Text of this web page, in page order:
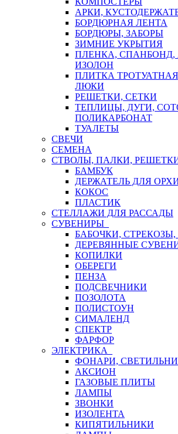
АРКИ,
БОРДЮРНАЯ ЛЕНТА
БОРДЮРЫ, ЗАБОРЫ
ЗИМНИЕ УКРЫТИЯ
ПЛЕНКА, СПАНБОНД,
ИЗОЛОН
ПЛИТКА
ЛЮКИ
РЕШЕТКИ, СЕТКИ
ТЕПЛИЦЫ, ДУГИ,
ПОЛИКАРБОНАТ
ТУАЛЕТЫ
СВЕЧИ
СЕМЕНА
СТВОЛЫ, ПАЛКИ,
БАМБУК
ДЕРЖАТЕЛЬ ДЛЯ
КОКОС
ПЛАСТИК
СТЕЛЛАЖИ ДЛЯ РАССАДЫ
СУВЕНИРЫ
БАБОЧКИ,
ДЕРЕВЯННЫЕ
КОПИЛКИ
ОБЕРЕГИ
ПЕНЗА
ПОДСВЕЧНИКИ
ПОЗОЛОТА
ПОЛИСТОУН
СИМАЛЕНД
СПЕКТР
ФАРФОР
ЭЛЕКТРИКА
ФОНАРИ,
АКСИОН
ГАЗОВЫЕ ПЛИТЫ
ЛАМПЫ
ЗВОНКИ
ИЗОЛЕНТА
КИПЯТИЛЬНИКИ